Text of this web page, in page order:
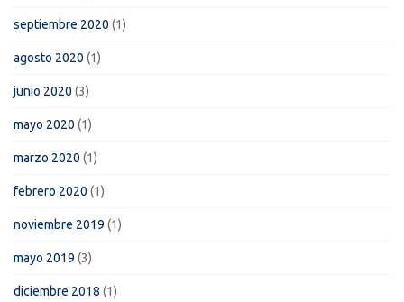
septiembre 2020 (1)
agosto 2020 (1)
junio 2020 (3)
mayo 2020 (1)
marzo 2020 (1)
febrero 2020 (1)
noviembre 2019 (1)
mayo 2019 (3)
diciembre 2018 (1)